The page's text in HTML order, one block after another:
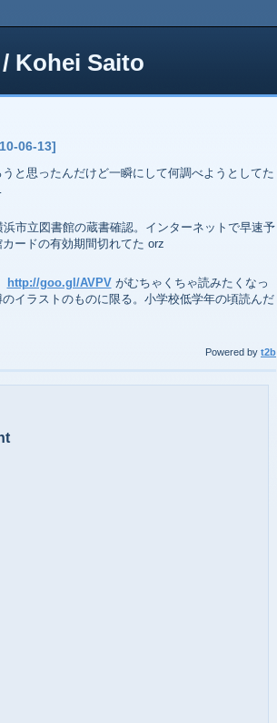
Kohei Saito
06-13]
と思ったんだけど一瞬にして何調べようとしてた
市立図書館の蔵書確認。インターネットで早速予
ードの有効期間切れてた orz
http://goo.gl/AVPVがむちゃくちゃ読みたくなっ
イラストのものに限る。小学校低学年の頃読んだ
Powered by t2b